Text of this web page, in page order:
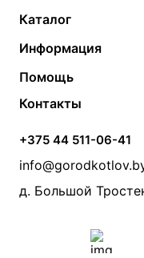
Каталог
Твердотопливные
Электрические котлы
Банные печи
Камины и печи
Теплый пол
Радиаторы
Насосы
Дымоходы
Информация
Контакты
Статьи
Акции
Производители
Помощь
Монтаж систем
Прайс по монтажу
Проект систем
Контакты
+375 44 511-06-41
д. Большой